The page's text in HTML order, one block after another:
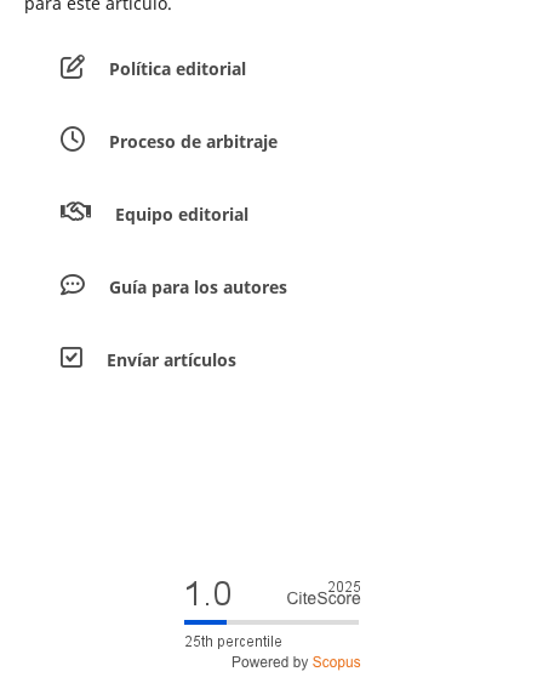
Política editorial
Proceso de arbitraje
Equipo editorial
Guía para los autores
Envíar artículos